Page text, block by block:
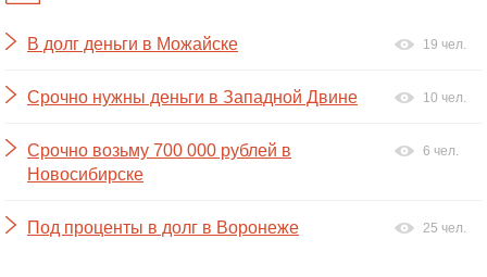
В долг деньги в Можайске 19 чел.
Срочно нужны деньги в Западной Двине 10 чел.
Срочно возьму 700 000 рублей в
Новосибирске
6 чел.
Под проценты в долг в Воронеже 25 чел.